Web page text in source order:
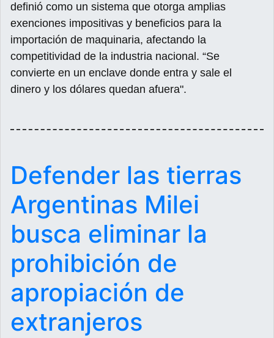
definió como un sistema que otorga amplias
exenciones impositivas y beneficios para la
importación de maquinaria, afectando la
competitividad de la industria nacional. “Se
convierte en un enclave donde entra y sale el
dinero y los dólares quedan afuera".
Defender las tierras
Argentinas Milei
busca eliminar la
prohibición de
apropiación de
extranjeros